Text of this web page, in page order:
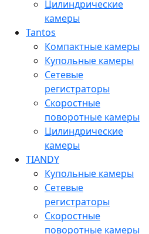
Цилиндрические
камеры
Tantos
Компактные камеры
Купольные камеры
Сетевые
регистраторы
Скоростные
поворотные камеры
Цилиндрические
камеры
TIANDY
Купольные камеры
Сетевые
регистраторы
Скоростные
поворотные камеры